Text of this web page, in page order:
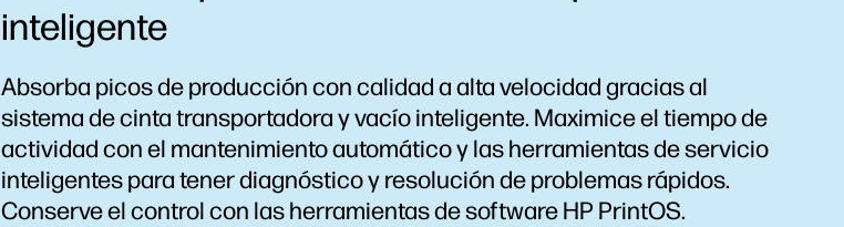
inteligente
Absorba picos de producción con calidad a alta velocidad gracias al
sistema de cinta transportadora y vacío inteligente. Maximice el tiempo de
actividad con el mantenimiento automático y las herramientas de servicio
inteligentes para tener diagnóstico y resolución de problemas rápidos.
Conserve el control con las herramientas de software HP PrintOS.